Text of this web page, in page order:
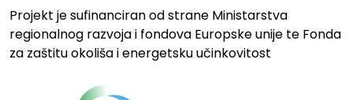
Projekt je sufinanciran od strane Ministarstva
regionalnog razvoja i fondova Europske unije te Fonda
za zaštitu okoliša i energetsku učinkovitost